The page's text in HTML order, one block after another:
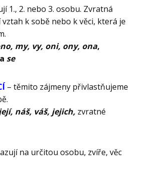
1., 2. nebo 3. osobu. Zvratná
k sobě nebo k věci, která je
my, vy, oni, ony, ona,
se
– těmito zájmeny přivlastňujeme
náš, váš, jejich, zvratné
na určitou osobu, zvíře, věc